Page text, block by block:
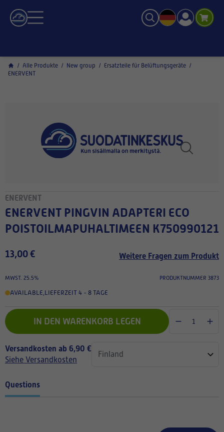
/ Alle Produkte / New group / Ersatzteile für Belüftungsgeräte /
ENERVENT
ENERVENT
ENERVENT PINGVIN ADAPTERI ECO
POISTOILMAPUHALTIMEEN K750990121
13,00 € Weitere Fragen zum Produkt
MWST. 25.5% PRODUKTNUMMER 3873
AVAILABLE LIEFERZEIT 4 - 8 TAGE
IN DEN WARENKORB LEGEN
Versandkosten ab 6,90 €
Siehe Versandkosten
Questions